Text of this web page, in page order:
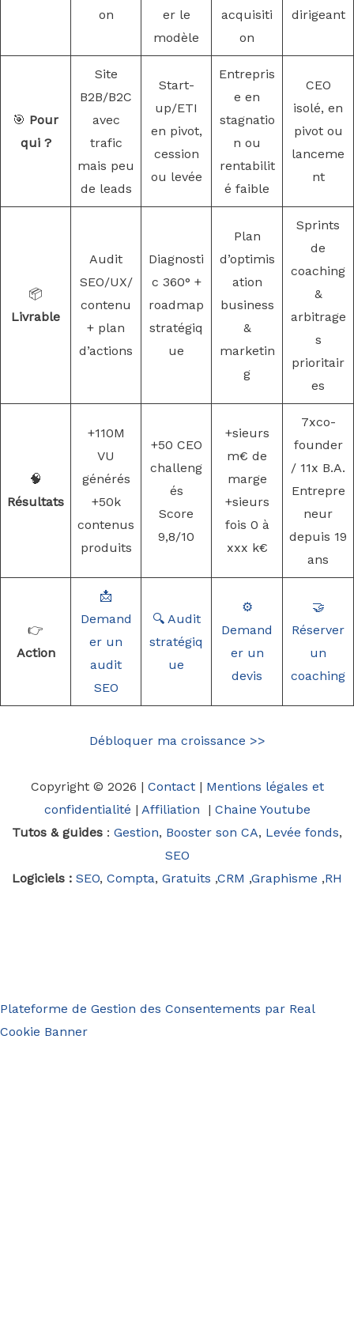
on
er le
modèle
acquisiti
on
dirigeant
🎯 Pour
qui ?
Site
B2B/B2C
avec
trafic
mais peu
de leads
Start-
up/ETI
en pivot,
cession
ou levée
Entrepris
e en
stagnatio
n ou
rentabilit
é faible
CEO
isolé, en
pivot ou
lanceme
nt
📦
Livrable
Audit
SEO/UX/
contenu
+ plan
d’actions
Diagnosti
c 360° +
roadmap
stratégiq
ue
Plan
d’optimis
ation
business
&
marketin
g
Sprints
de
coaching
&
arbitrage
s
prioritair
es
🧠
Résultats
+110M
VU
générés
+50k
contenus
produits
+50 CEO
challeng
és
Score
9,8/10
+sieurs
m€ de
marge
+sieurs
fois 0 à
xxx k€
7xco-
founder
/ 11x B.A.
Entrepre
neur
depuis 19
ans
👉
Action
📩
Demand
er un
audit
SEO
🔍 Audit
stratégiq
ue
⚙️
Demand
er un
devis
🤝
Réserver
un
coaching
Débloquer ma croissance >>
Copyright © 2026 | Contact| Mentions légales et
confidentialité | Affiliation | Chaine Youtube
Tutos & guides : Gestion, Booster son CA, Levée fonds,
SEO
Logiciels : SEO, Compta, Gratuits ,CRM ,Graphisme ,RH
Plateforme de Gestion des Consentements par Real
Cookie Banner